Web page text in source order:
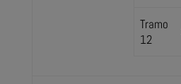
Tramo
12